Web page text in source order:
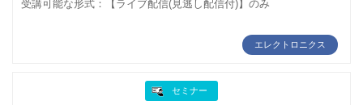
受講可能な形式：【ライブ配信(見逃し配信付)】のみ
エレクトロニクス
セミナー